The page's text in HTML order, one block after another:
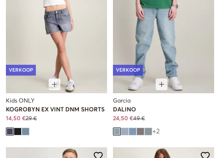
VERKOOP
Kids ONLY
KOGROBYN EX VINT DNM SHORTS
14,50 €29 €
VERKOOP
Garcia
DALINO
24,50 €49 €
+2